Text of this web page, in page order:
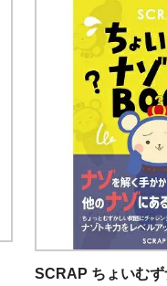
SCRAP ちょいむ